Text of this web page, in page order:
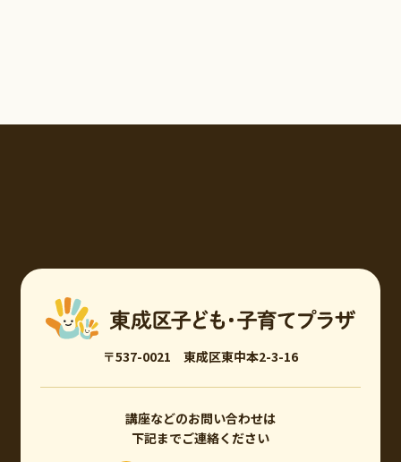
〒537-0021 東成区東中本2-3-16
講座などのお問い合わせは
下記までご連絡ください